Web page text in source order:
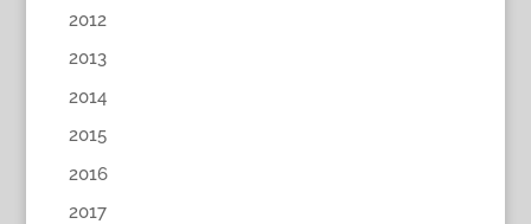
2012
2013
2014
2015
2016
2017